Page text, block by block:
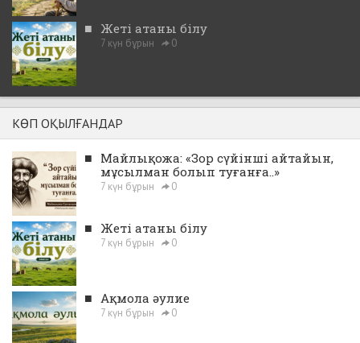
■ Жеті атаны білу
7 күн бұрын 0
КӨП ОҚЫЛҒАНДАР
■ Майлықожа: «Зор сүйінші айтайын,
мұсылман болып туғанға..»
7 күн бұрын 0
■ Жеті атаны білу
7 күн бұрын 0
■ Ақмола әулие
7 күн бұрын 0